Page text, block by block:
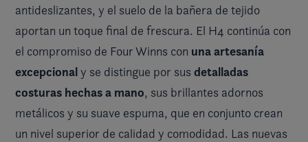
antideslizantes, y el suelo de la bañera de tejido
aportan un toque final de frescura. El H4 continúa con
el compromiso de Four Winns con una artesanía
excepcionaly se distingue por sus detalladas
costuras hechas a mano, sus brillantes adornos
metálicos y su suave espuma, que en conjunto crean
un nivel superior de calidad y comodidad. Las nuevas